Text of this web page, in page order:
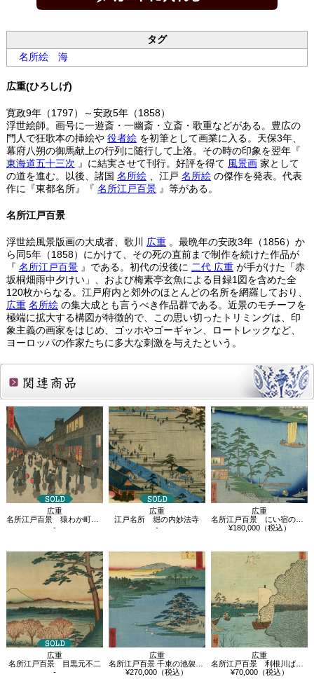
タグ
名所絵海
広重(ひろしげ)
寛政9年（1797）～安政5年（1858）
浮世絵師。画号に一遊斎・一幽斎・立斎・歌重などがある。豊広の
門人で狂歌本の挿絵や 役者絵を初筆として画業に入る。天保3年、
幕府八朔の御馬献上の行列に随行して上洛。その時の印象を翌年『
東海道五十三次 』に結実させて刊行。好評を得て 風景画家として
の道を進む。以後、諸国 名所絵、江戸 名所絵の傑作を発表。代表
作に『東都名所』『 名所江戸百景』等がある。
名所江戸百景
浮世絵風景版画の大成者、歌川 広重。最晩年の安政3年（1856）か
ら同5年（1858）にかけて、その死の直前まで制作を続けた作品が
『 名所江戸百景』である。初代の没後に 二代 広重が手がけた「赤
坂桐畑雨中夕けい」、および梅素亭玄魚による目録1図を含めた全
120枚からなる。江戸府内と郊外のほとんどの名所を網羅しており、
広重 名所絵の集大成とも言うべき作品群である。近景のモチーフを
極端に拡大する構図が特徴的で、この思い切ったトリミングは、印
象主義の画家をはじめ、ゴッホやゴーギャン、ロートレックなど、
ヨーロッパの作家たちに多大な刺激を与えたという。
関連商品
広重
名所江戸百景 猿わか町よるの景
-
広重
江戸名所 堀の内妙法寺
-
広重
名所江戸百景 にい宿のわたし
¥180,000（税込）
広重
名所江戸百景 目黒元不二
-
広重
名所江戸百景 千束の池袈裟懸松
¥270,000（税込）
広重
名所江戸百景 利根川ばらばら松
¥70,000（税込）